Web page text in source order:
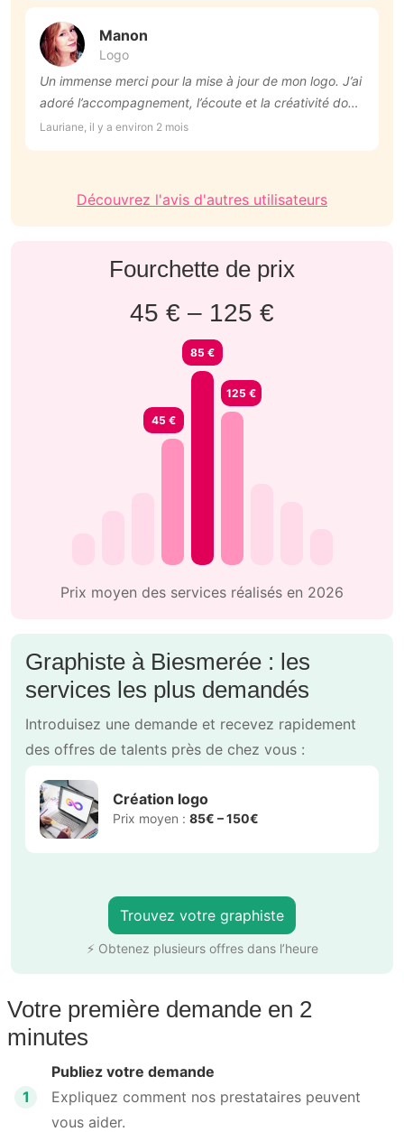
Manon
Logo
Un immense merci pour la mise à jour de mon logo. J’ai
adoré l’accompagnement, l’écoute et la créativité dont
Manon a fait preuve. Le résultat est exactement ce
Lauriane, il y a environ 2 mois
Découvrez l'avis d'autres utilisateurs
Fourchette de prix
45 € – 125 €
45 €
85 €
125 €
Prix moyen des services réalisés en 2026
Graphiste à Biesmerée : les
services les plus demandés
Introduisez une demande et recevez rapidement
des offres de talents près de chez vous :
Création logo
Prix moyen : 85€ – 150€
Trouvez votre graphiste
⚡ Obtenez plusieurs offres dans l’heure
Votre première demande en 2
minutes
1
Publiez votre demande
Expliquez comment nos prestataires peuvent
vous aider.